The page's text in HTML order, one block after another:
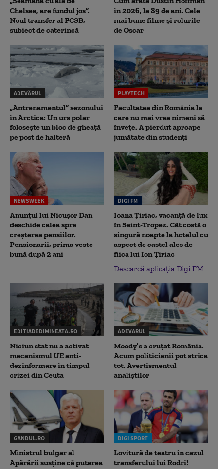
Chelsea, are fundul jos”.
Noul transfer al FCSB,
subiect de caterincă
în 2026, la 89 de ani. Cele
mai bune filme și rolurile
de Oscar
ADEVĂRUL
„Antrenamentul” sezonului
în Arctica: Un urs polar
folosește un bloc de gheață
pe post de halteră
PLAYTECH
Facultatea din România la
care nu mai vrea nimeni să
înveţe. A pierdut aproape
jumătate din studenţi
NEWSWEEK
Anunțul lui Nicușor Dan
deschide calea spre
creșterea pensiilor.
Pensionarii, prima veste
bună după 2 ani
DIGI FM
Ioana Țiriac, vacanță de lux
în Saint-Tropez. Cât costă o
singură noapte la hotelul cu
aspect de castel ales de
fiica lui Ion Țiriac
Descarcă aplicația Digi FM
EDITIADEDIMINEATA.RO
Niciun stat nu a activat
mecanismul UE anti-
dezinformare în timpul
crizei din Ceuta
ADEVARUL
Moody’s a cruțat România.
Acum politicienii pot strica
tot. Avertismentul
analiștilor
GANDUL.RO
Ministrul bulgar al
Apărării susține că puterea
DIGI SPORT
Lovitură de teatru în cazul
transferului lui Rodri!